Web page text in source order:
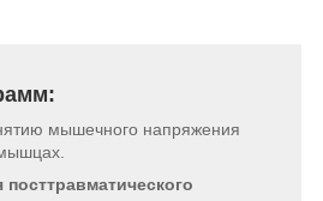
мышечного напряжения